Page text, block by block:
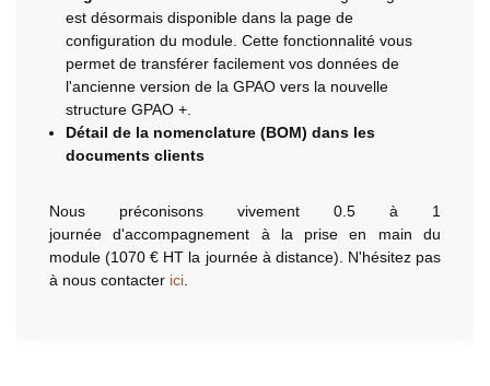
est désormais disponible dans la page de
configuration du module. Cette fonctionnalité vous
permet de transférer facilement vos données de
l'ancienne version de la GPAO vers la nouvelle
structure GPAO +.
Détail de la nomenclature (BOM) dans les
documents clients
Nous préconisons vivement 0.5 à 1
journée d'accompagnement à la prise en main du
module (1070 € HT la journée à distance). N'hésitez pas
à nous contacter ici.